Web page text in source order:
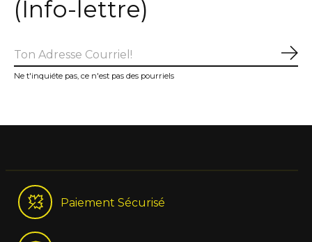
(Info-lettre)
Ne t'inquiéte pas, ce n'est pas des pourriels
Paiement Sécurisé